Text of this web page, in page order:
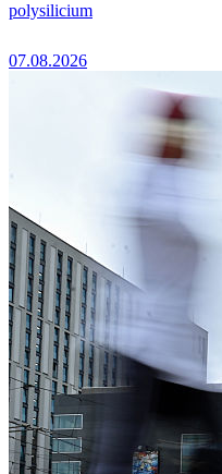
polysilicium
07.08.2026